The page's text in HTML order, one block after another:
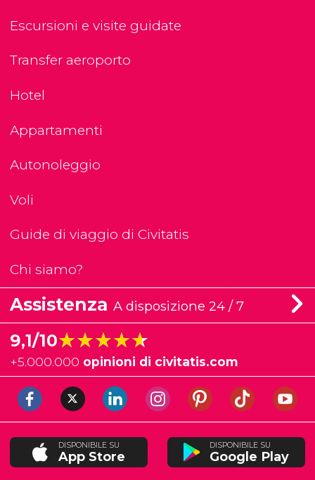
Escursioni e visite guidate
Transfer aeroporto
Hotel
Appartamenti
Autonoleggio
Voli
Guide di viaggio di Civitatis
Chi siamo?
Assistenza A disposizione 24 / 7
9,1/10★★★★★
★★★★★
+5.000.000 opinioni di civitatis.com
DISPONIBILE SU
App Store
DISPONIBILE SU
Google Play